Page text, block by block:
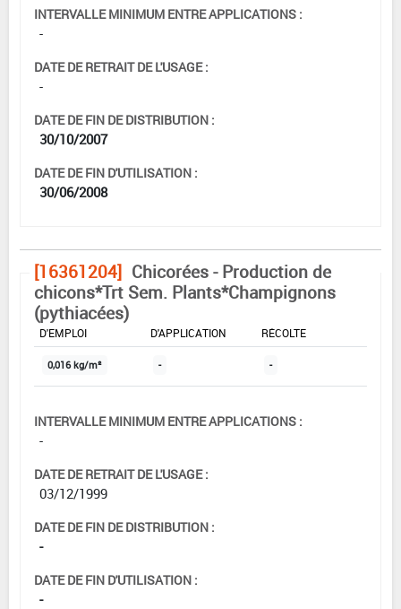
INTERVALLE MINIMUM ENTRE APPLICATIONS :
-
DATE DE RETRAIT DE L'USAGE :
-
DATE DE FIN DE DISTRIBUTION :
30/10/2007
DATE DE FIN D'UTILISATION :
30/06/2008
[16361204] Chicorées - Production de
chicons*Trt Sem. Plants*Champignons
(pythiacées)
DOSE MAX
D'EMPLOI
D'APPLICATION
RÉCOLTE
0,016 kg/m² - -
INTERVALLE MINIMUM ENTRE APPLICATIONS :
-
DATE DE RETRAIT DE L'USAGE :
03/12/1999
DATE DE FIN DE DISTRIBUTION :
-
DATE DE FIN D'UTILISATION :
-